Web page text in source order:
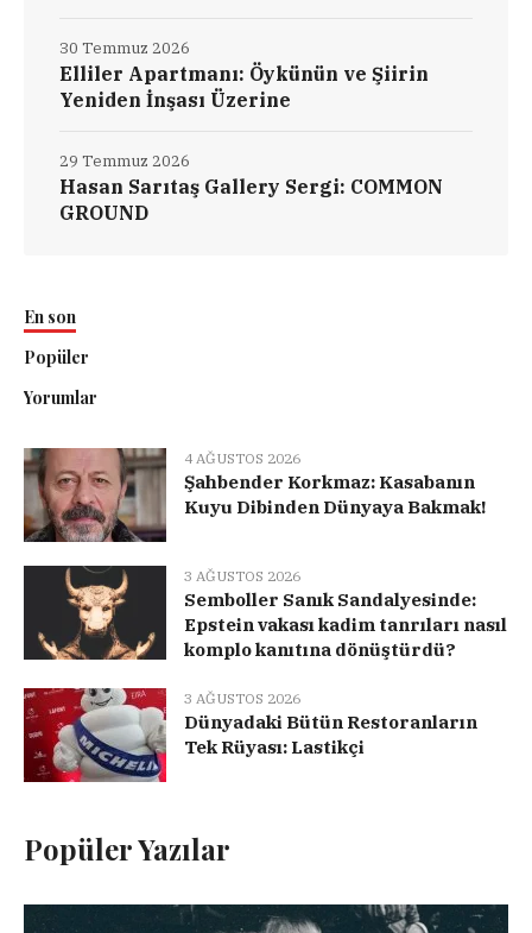
Elliler Apartmanı: Öykünün ve Şiirin
Yeniden İnşası Üzerine
30 Temmuz 2026
Hasan Sarıtaş Gallery Sergi: COMMON
GROUND
29 Temmuz 2026
En son
Popüler
Yorumlar
4 AĞUSTOS 2026
Şahbender Korkmaz: Kasabanın
Kuyu Dibinden Dünyaya Bakmak!
3 AĞUSTOS 2026
Semboller Sanık Sandalyesinde:
Epstein vakası kadim tanrıları nasıl
komplo kanıtına dönüştürdü?
3 AĞUSTOS 2026
Dünyadaki Bütün Restoranların
Tek Rüyası: Lastikçi
Popüler Yazılar